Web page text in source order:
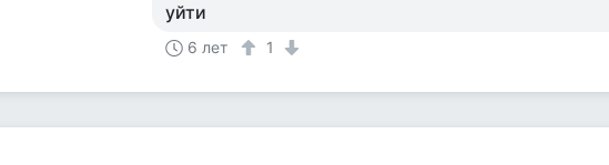
уйти
6 лет 1